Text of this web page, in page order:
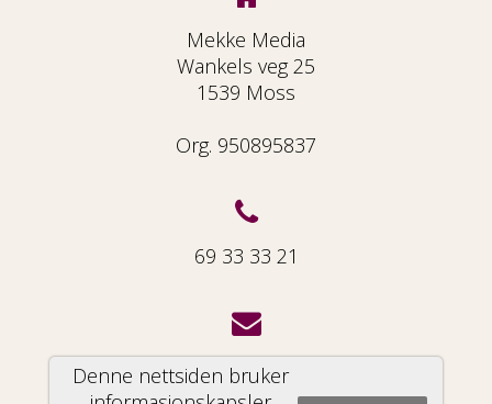
Mekke Media
Wankels veg 25
1539 Moss
Org. 950895837
69 33 33 21
info@mekke.no
Denne nettsiden bruker